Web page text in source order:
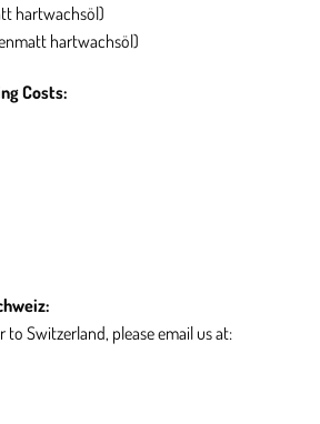
hartwachsöl)
hartwachsöl)
Costs:
Switzerland, please email us at: